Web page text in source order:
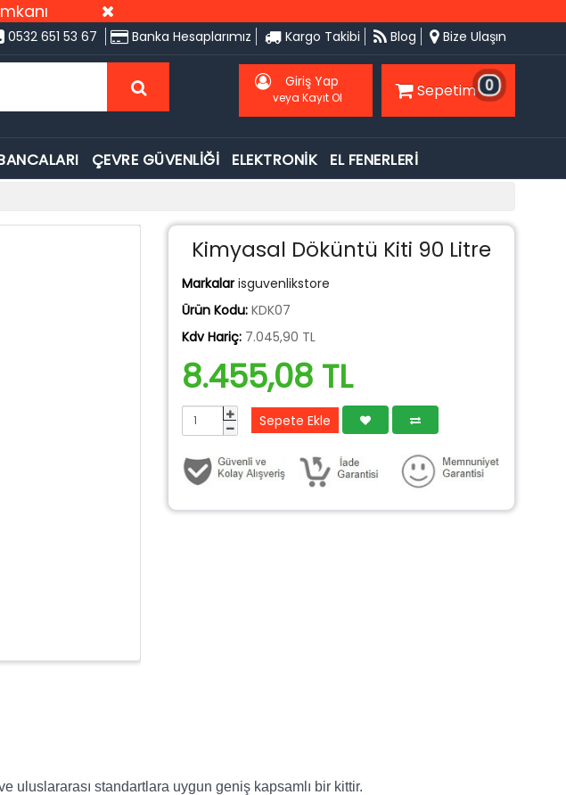
0532 651 53 67 Banka Hesaplarımız Kargo Takibi Blog Bize Ulaşın
Giriş Yap
veya Kayıt Ol Sepetim 0
ÇEVRE GÜVENLİĞİ ELEKTRONİK EL FENERLERİ
Kimyasal Döküntü Kiti 90 Litre
Markalar isguvenlikstore
Ürün Kodu: KDK07
Kdv Hariç: 7.045,90 TL
8.455,08 TL
Sepete Ekle
standartlara uygun geniş kapsamlı bir kittir.